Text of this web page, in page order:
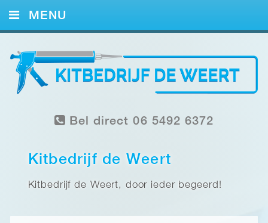
Bel direct 06 5492 6372
MENU
KITWERK
FOTO’S
REFERENTIES
Kitbedrijf de Weert
Kitbedrijf de Weert, door ieder begeerd!